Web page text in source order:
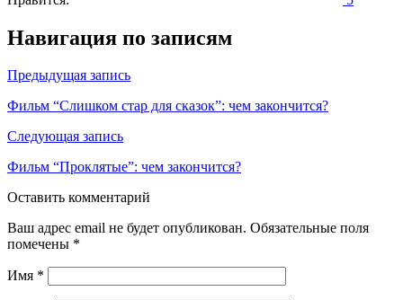
Навигация по записям
Предыдущая запись
Фильм “Слишком стар для сказок”: чем закончится?
Следующая запись
Фильм “Проклятые”: чем закончится?
Оставить комментарий
Ваш адрес email не будет опубликован. Обязательные поля
помечены *
Имя *